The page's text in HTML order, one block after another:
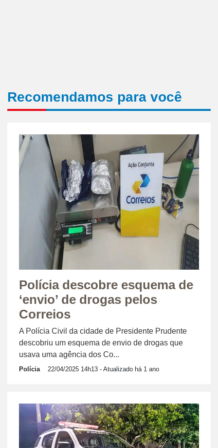
Recomendamos para você
Polícia descobre esquema de
‘envio’ de drogas pelos
Correios
A Polícia Civil da cidade de Presidente Prudente
descobriu um esquema de envio de drogas que
usava uma agência dos Co...
Polícia 22/04/2025 14h13 - Atualizado há 1 ano